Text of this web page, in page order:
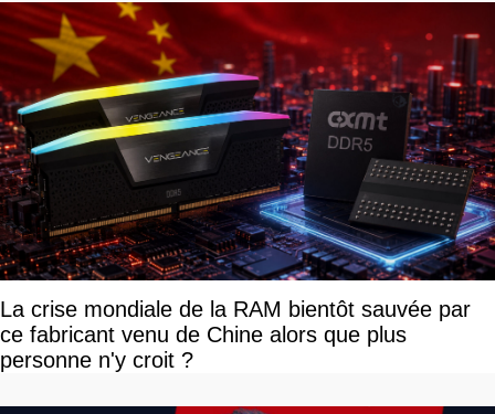
La crise mondiale de la RAM bientôt sauvée par
ce fabricant venu de Chine alors que plus
personne n'y croit ?